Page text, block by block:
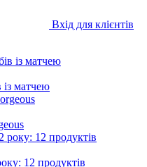
Вхід для клієнтів
матчею
12 продуктів